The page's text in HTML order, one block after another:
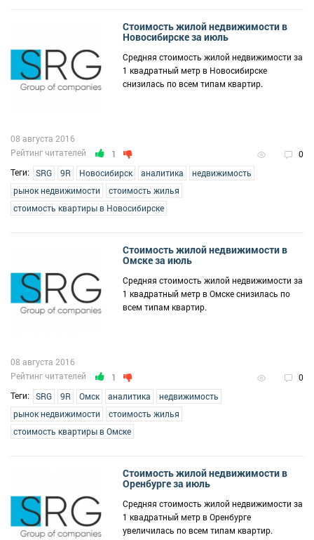
Стоимость жилой недвижимости в
Новосибирске за июль
Средняя стоимость жилой недвижимости за
1 квадратный метр в Новосибирске
снизилась по всем типам квартир.
Рейтинг читателей 1 0
08 августа 2016
Теги: SRG 9R Новосибирск аналитика
недвижимость
рынок недвижимости
стоимость жилья
стоимость квартиры в Новосибирске
Стоимость жилой недвижимости в
Омске за июль
Средняя стоимость жилой недвижимости за
1 квадратный метр в Омске снизилась по
всем типам квартир.
Рейтинг читателей 1 0
08 августа 2016
Теги: SRG 9R Омск аналитика
недвижимость
рынок недвижимости
стоимость жилья
стоимость квартиры в Омске
Стоимость жилой недвижимости в
Оренбурге за июль
Средняя стоимость жилой недвижимости за
1 квадратный метр в Оренбурге
увеличилась по всем типам квартир.